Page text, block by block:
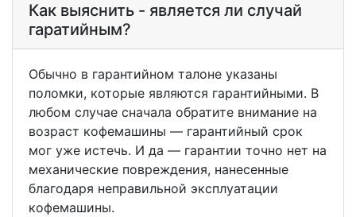
Как выяснить - является ли случай
гаратийным?
Обычно в гарантийном талоне указаны
поломки, которые являются гарантийными. В
любом случае сначала обратите внимание на
возраст кофемашины — гарантийный срок
мог уже истечь. И да — гарантии точно нет на
механические повреждения, нанесенные
благодаря неправильной эксплуатации
кофемашины.